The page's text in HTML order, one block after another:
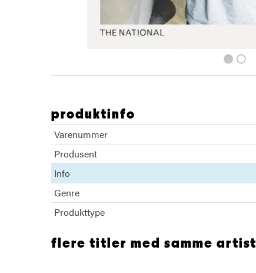
produktinfo
Varenummer
Produsent
Info
Genre
Produkttype
flere titler med samme artist